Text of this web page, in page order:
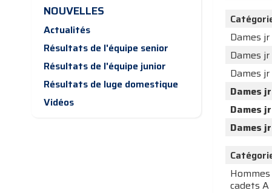
NOUVELLES
Actualités
Résultats de l'équipe senior
Résultats de l'équipe junior
Résultats de luge domestique
Vidéos
Dames jr
Dames jr
Dames jr
Dames jr
Dames jr
Dames jr
Hommes
cadets A